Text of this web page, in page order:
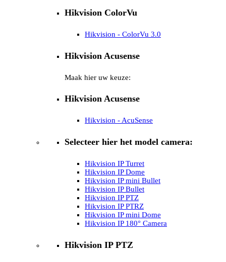
Hikvision ColorVu
Hikvision - ColorVu 3.0
Hikvision Acusense
Maak hier uw keuze:
Hikvision Acusense
Hikvision - AcuSense
Selecteer hier het model camera:
Hikvision IP Turret
Hikvision IP Dome
Hikvision IP mini Bullet
Hikvision IP Bullet
Hikvision IP PTZ
Hikvision IP PTRZ
Hikvision IP mini Dome
Hikvision IP 180° Camera
Hikvision IP PTZ